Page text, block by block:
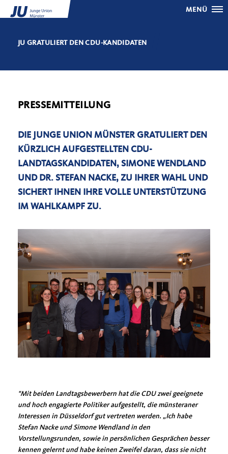
MENÜ
JU GRATULIERT DEN CDU-KANDIDATEN
PRESSEMITTEILUNG
DIE JUNGE UNION MÜNSTER GRATULIERT DEN
KÜRZLICH AUFGESTELLTEN CDU-
LANDTAGSKANDIDATEN, SIMONE WENDLAND
UND DR. STEFAN NACKE, ZU IHRER WAHL UND
SICHERT IHNEN IHRE VOLLE UNTERSTÜTZUNG
IM WAHLKAMPF ZU.
"Mit beiden Landtagsbewerbern hat die CDU zwei geeignete
und hoch engagierte Politiker aufgestellt, die münsteraner
Interessen in Düsseldorf gut vertreten werden. „Ich habe
Stefan Nacke und Simone Wendland in den
Vorstellungsrunden, sowie in persönlichen Gesprächen besser
kennen gelernt und habe keinen Zweifel daran, dass sie nicht